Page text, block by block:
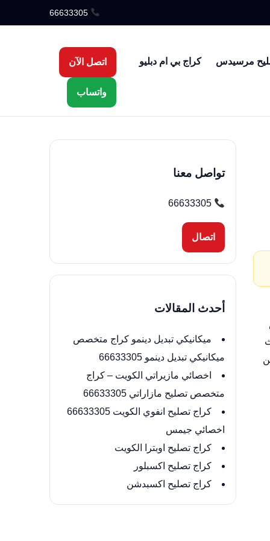
66633305
مرسيدس كراج بي ام دبليو اتصل الآن
واتساب
تواصل معنا
66633305
اتصال
أحدث المقالات
ميكانيكي تبديل دينمو كراج متخصص
ميكانيكي تبديل دينمو 66633305
اخصائي مازيراتي الكويت – كراج
متخصص تصليح مازاراتي 66633305
كراج تصليح انفوي الكويت 66633305
اخصائي جيمس
كراج تصليح اوبترا الكويت
كراج تصليح اكسبلور
كراج تصليح اكسبدشن